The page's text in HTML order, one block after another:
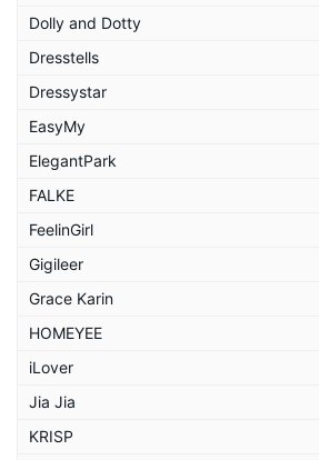
Dolly and Dotty
Dresstells
Dressystar
EasyMy
ElegantPark
FALKE
FeelinGirl
Gigileer
Grace Karin
HOMEYEE
iLover
Jia Jia
KRISP